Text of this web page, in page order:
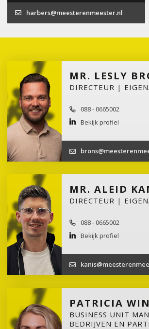
harbers@meesterenmeester.nl
MR. LESLY
DIRECTEUR |
088 - 0665002
Bekijk profiel
MR. ALEID
DIRECTEUR |
088 - 0665002
Bekijk profiel
PATRICIA
BUSINESS UNIT
BEDRIJVEN EN